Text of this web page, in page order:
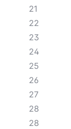
21
22
23
24
25
26
27
28
28